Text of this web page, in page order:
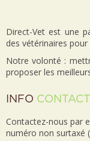
Direct-Vet est une
des vétérinaires
Notre volonté :
proposer les
INFO CONTACT
Contactez-nous par
numéro non surtaxé